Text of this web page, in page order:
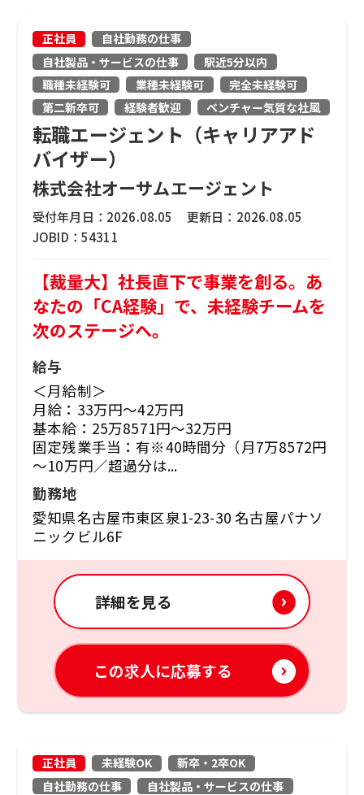
正社員
自社勤務の仕事
自社製品・サービスの仕事
駅近5分以内
職種未経験可
業種未経験可
完全未経験可
第二新卒可
経験者歓迎 ベンチャー気質な社風
転職エージェント（キャリアアド
バイザー）
株式会社オーサムエージェント
受付年月日： 2026.08.05 更新日： 2026.08.05
JOBID： 54311
【裁量大】社長直下で事業を創る。あ
なたの「CA経験」で、未経験チームを
次のステージへ。
給与
＜月給制＞
月給：33万円～42万円
基本給：25万8571円～32万円
固定残業手当：有※40時間分（月7万8572円
～10万円／超過分は...
勤務地
愛知県名古屋市東区泉1-23-30 名古屋パナソ
ニックビル6F
詳細を見る
この求人に応募する
正社員 未経験OK
新卒・2卒OK
自社勤務の仕事
自社製品・サービスの仕事